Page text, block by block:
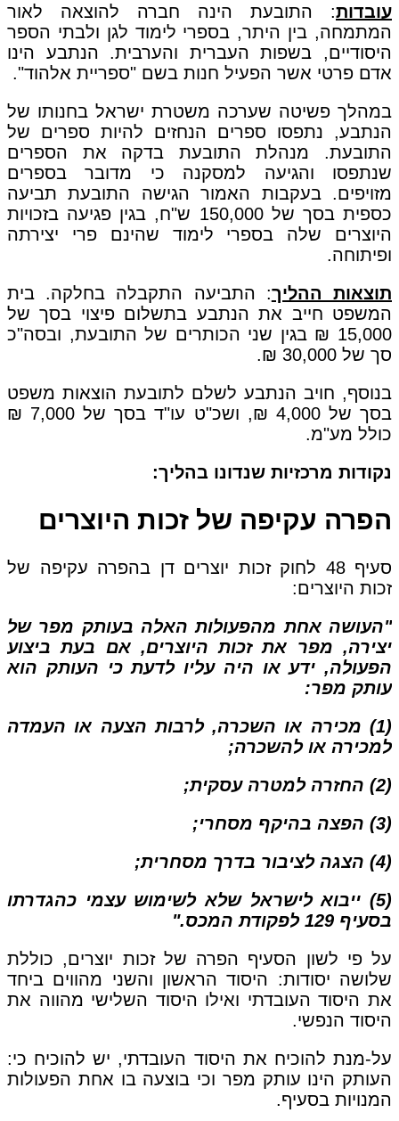
עובדות: התובעת הינה חברה להוצאה לאור
המתמחה, בין היתר, בספרי לימוד לגן ולבתי הספר
היסודיים, בשפות העברית והערבית. הנתבע הינו
אדם פרטי אשר הפעיל חנות בשם "ספריית אלהוד".
במהלך פשיטה שערכה משטרת ישראל בחנותו של
הנתבע, נתפסו ספרים הנחזים להיות ספרים של
התובעת. מנהלת התובעת בדקה את הספרים
שנתפסו והגיעה למסקנה כי מדובר בספרים
מזויפים. בעקבות האמור הגישה התובעת תביעה
כספית בסך של 150,000 ש"ח, בגין פגיעה בזכויות
היוצרים שלה בספרי לימוד שהינם פרי יצירתה
ופיתוחה.
תוצאות ההליך: התביעה התקבלה בחלקה. בית
המשפט חייב את הנתבע בתשלום פיצוי בסך של
15,000 ₪ בגין שני הכותרים של התובעת, ובסה"כ
סך של 30,000 ₪.
בנוסף, חויב הנתבע לשלם לתובעת הוצאות משפט
בסך של 4,000 ₪, ושכ"ט עו"ד בסך של 7,000 ₪
כולל מע"מ.
נקודות מרכזיות שנדונו בהליך:
הפרה עקיפה של זכות היוצרים
סעיף 48 לחוק זכות יוצרים דן בהפרה עקיפה של
זכות היוצרים:
"העושה אחת מהפעולות האלה בעותק מפר של
יצירה, מפר את זכות היוצרים, אם בעת ביצוע
הפעולה, ידע או היה עליו לדעת כי העותק הוא
עותק מפר:
(1) מכירה או השכרה, לרבות הצעה או העמדה
למכירה או להשכרה;
(2) החזרה למטרה עסקית;
(3) הפצה בהיקף מסחרי;
(4) הצגה לציבור בדרך מסחרית;
(5) ייבוא לישראל שלא לשימוש עצמי כהגדרתו
בסעיף 129 לפקודת המכס."
על פי לשון הסעיף הפרה של זכות יוצרים, כוללת
שלושה יסודות: היסוד הראשון והשני מהווים ביחד
את היסוד העובדתי ואילו היסוד השלישי מהווה את
היסוד הנפשי.
על-מנת להוכיח את היסוד העובדתי, יש להוכיח כי:
העותק הינו עותק מפר וכי בוצעה בו אחת הפעולות
המנויות בסעיף.